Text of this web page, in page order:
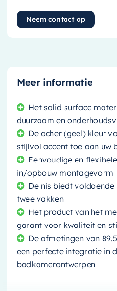
Neem contact op
Meer informatie
Het solid surface
duurzaam en
De ocher (geel) kleur
stijlvol accent toe aan uw
Eenvoudige en
in/opbouw montagevorm
De nis biedt
twee vakken
Het product van het
garant voor kwaliteit en
De afmetingen van
een perfecte integratie in
badkamerontwerpen